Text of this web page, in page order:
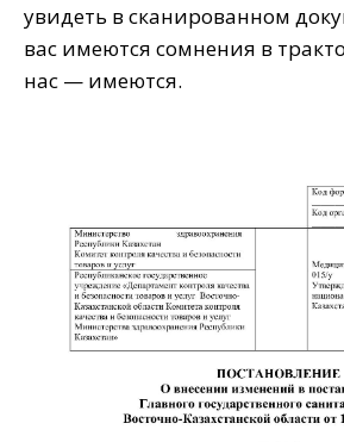
увидеть в сканированном
вас имеются сомнения в
нас — имеются.